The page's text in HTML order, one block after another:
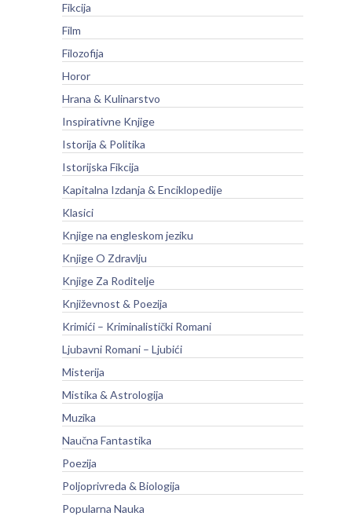
Fikcija
Film
Filozofija
Horor
Hrana & Kulinarstvo
Inspirativne Knjige
Istorija & Politika
Istorijska Fikcija
Kapitalna Izdanja & Enciklopedije
Klasici
Knjige na engleskom jeziku
Knjige O Zdravlju
Knjige Za Roditelje
Književnost & Poezija
Krimići – Kriminalistički Romani
Ljubavni Romani – Ljubići
Misterija
Mistika & Astrologija
Muzika
Naučna Fantastika
Poezija
Poljoprivreda & Biologija
Popularna Nauka